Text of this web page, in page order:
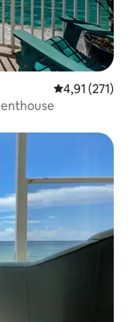
Priemerné
4,91 (271)